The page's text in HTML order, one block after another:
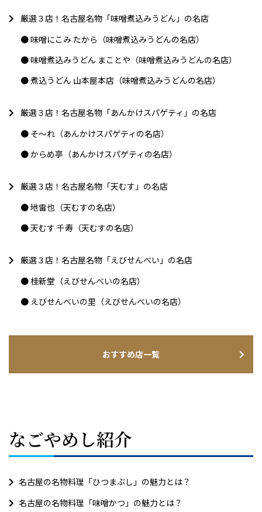
厳選３店！名古屋名物「味噌煮込みうどん」の名店
味噌にこみ たから（味噌煮込みうどんの名店）
味噌煮込みうどん まことや（味噌煮込みうどんの名店）
煮込うどん 山本屋本店（味噌煮込みうどんの名店）
厳選３店！名古屋名物「あんかけスパゲティ」の名店
そ〜れ（あんかけスパゲティの名店）
からめ亭（あんかけスパゲティの名店）
厳選３店！名古屋名物「天むす」の名店
地雷也（天むすの名店）
天むす 千寿（天むすの名店）
厳選３店！名古屋名物「えびせんべい」の名店
桂新堂（えびせんべいの名店）
えびせんべいの里（えびせんべいの名店）
おすすめ店一覧
なごやめし紹介
名古屋の名物料理「ひつまぶし」の魅力とは？
名古屋の名物料理「味噌かつ」の魅力とは？